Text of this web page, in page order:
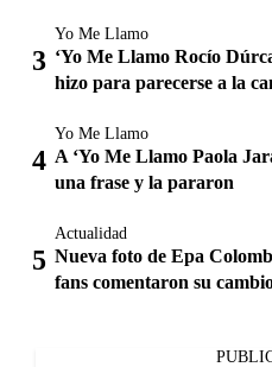
Yo Me Llamo
‘Yo Me Llamo Rocío
hizo para parecerse a la
Yo Me Llamo
A ‘Yo Me Llamo Paola
una frase y la pararon
Actualidad
Nueva foto de Epa
fans comentaron su